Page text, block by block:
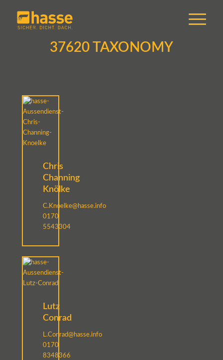
37620 TAXONOMY
Chris
Channing
Knölke
C.Knoelke@hasse.info
0170
5543304
Lutz
Conrad
L.Conrad@hasse.info
0170
8348366